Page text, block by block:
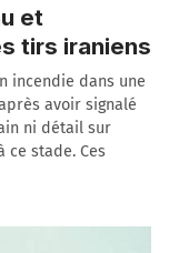
et
tirs iraniens
incendie dans une
avoir signalé
ni détail sur
ce stade. Ces